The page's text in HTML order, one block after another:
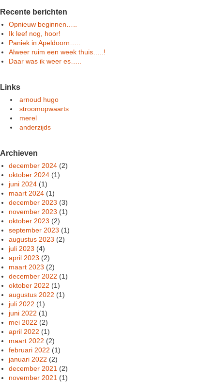
Recente berichten
Opnieuw beginnen…..
Ik leef nog, hoor!
Paniek in Apeldoorn…..
Alweer ruim een week thuis…..!
Daar was ik weer es…..
Links
arnoud hugo
stroomopwaarts
merel
anderzijds
Archieven
december 2024 (2)
oktober 2024 (1)
juni 2024 (1)
maart 2024 (1)
december 2023 (3)
november 2023 (1)
oktober 2023 (2)
september 2023 (1)
augustus 2023 (2)
juli 2023 (4)
april 2023 (2)
maart 2023 (2)
december 2022 (1)
oktober 2022 (1)
augustus 2022 (1)
juli 2022 (1)
juni 2022 (1)
mei 2022 (2)
april 2022 (1)
maart 2022 (2)
februari 2022 (1)
januari 2022 (2)
december 2021 (2)
november 2021 (1)